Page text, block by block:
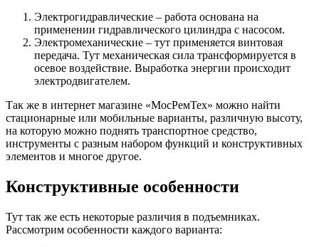
Электрогидравлические – работа основана на
применении гидравлического цилиндра с насосом.
Электромеханические – тут применяется винтовая
передача. Тут механическая сила трансформируется в
осевое воздействие. Выработка энергии происходит
электродвигателем.
Так же в интернет магазине «МосРемТех» можно найти
стационарные или мобильные варианты, различную высоту,
на которую можно поднять транспортное средство,
инструменты с разным набором функций и конструктивных
элементов и многое другое.
Конструктивные особенности
Тут так же есть некоторые различия в подъемниках.
Рассмотрим особенности каждого варианта: